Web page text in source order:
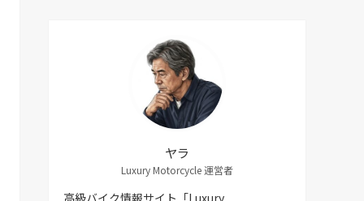
ヤラ
Luxury Motorcycle 運営者
高級バイク情報サイト「Luxury